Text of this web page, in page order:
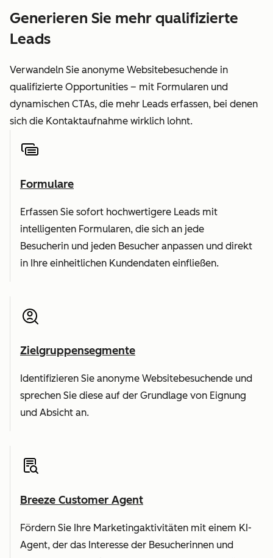
Generieren Sie mehr qualifizierte
Leads
Verwandeln Sie anonyme Websitebesuchende in
qualifizierte Opportunities – mit Formularen und
dynamischen CTAs, die mehr Leads erfassen, bei denen
sich die Kontaktaufnahme wirklich lohnt.
Formulare
Erfassen Sie sofort hochwertigere Leads mit
intelligenten Formularen, die sich an jede
Besucherin und jeden Besucher anpassen und direkt
in Ihre einheitlichen Kundendaten einfließen.
Zielgruppensegmente
Identifizieren Sie anonyme Websitebesuchende und
sprechen Sie diese auf der Grundlage von Eignung
und Absicht an.
Breeze Customer Agent
Fördern Sie Ihre Marketingaktivitäten mit einem KI-
Agent, der das Interesse der Besucherinnen und